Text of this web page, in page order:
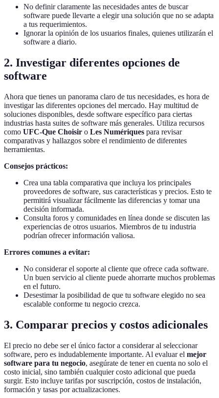
No definir claramente las necesidades antes de buscar
software puede llevarte a elegir una solución que no se adapta
a tus requerimientos.
Ignorar la opinión de los usuarios finales, quienes utilizarán el
software a diario.
2. Investigar diferentes opciones de
software
Ahora que tienes un panorama claro de tus necesidades, es hora de
investigar las diferentes opciones del mercado. Hay multitud de
soluciones disponibles, desde software específico para ciertas
industrias hasta suites de software más generales. Utiliza recursos
como UFC-Que Choisir o Les Numériques para revisar
comparativas y hallazgos sobre el rendimiento de diferentes
herramientas.
Consejos prácticos:
Crea una tabla comparativa que incluya los principales
proveedores de software, sus características y precios. Esto te
permitirá visualizar fácilmente las diferencias y tomar una
decisión informada.
Consulta foros y comunidades en línea donde se discuten las
experiencias de otros usuarios. Miembros de tu industria
podrían ofrecer información valiosa.
Errores comunes a evitar:
No considerar el soporte al cliente que ofrece cada software.
Un buen servicio al cliente puede ahorrarte muchos problemas
en el futuro.
Desestimar la posibilidad de que tu software elegido no sea
escalable conforme tu negocio crezca.
3. Comparar precios y costos adicionales
El precio no debe ser el único factor a considerar al seleccionar
software, pero es indudablemente importante. Al evaluar el mejor
software para tu negocio, asegúrate de tener en cuenta no solo el
costo inicial, sino también cualquier costo adicional que pueda
surgir. Esto incluye tarifas por suscripción, costos de instalación,
formación y tasas por actualizaciones.